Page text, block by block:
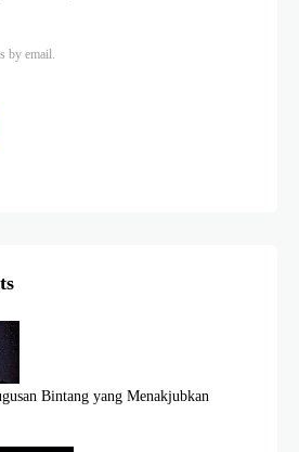
by email.
Bintang yang Menakjubkan